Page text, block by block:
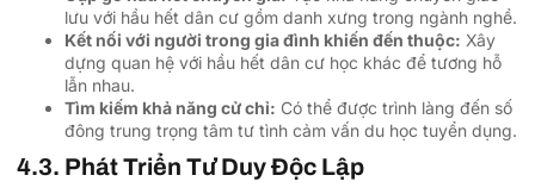
lưu với hầu hết dân cư gồm danh xưng trong ngành nghề.
Kết nối với người trong gia đình khiến đến thuộc: Xây
dựng quan hệ với hầu hết dân cư học khác để tương hỗ
lẫn nhau.
Tìm kiếm khả năng cử chỉ: Có thể được trình làng đến số
đông trung trọng tâm tư tình cảm vấn du học tuyển dụng.
4.3. Phát Triển Tư Duy Độc Lập